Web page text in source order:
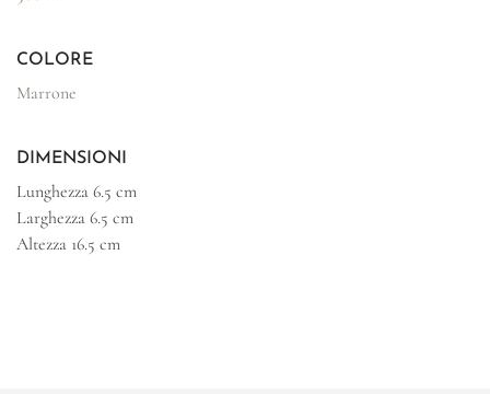
COLORE
Marrone
DIMENSIONI
Lunghezza 6.5 cm
Larghezza 6.5 cm
Altezza 16.5 cm